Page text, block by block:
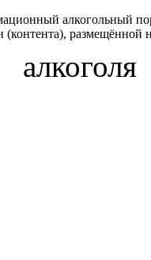
алкогольный
размещённой